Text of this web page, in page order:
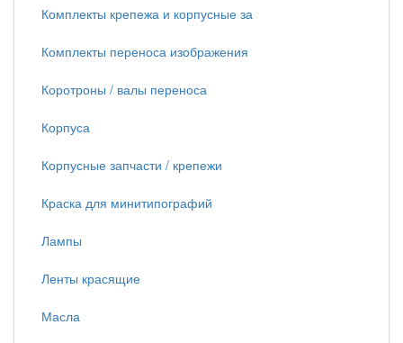
Комплекты крепежа и корпусные за
Комплекты переноса изображения
Коротроны / валы переноса
Корпуса
Корпусные запчасти / крепежи
Краска для минитипографий
Лампы
Ленты красящие
Масла